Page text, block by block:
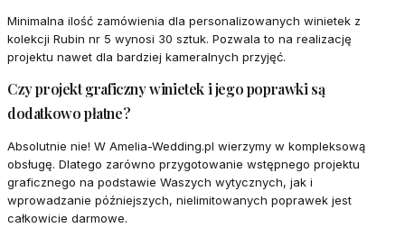
Minimalna ilość zamówienia dla personalizowanych winietek z
kolekcji Rubin nr 5 wynosi 30 sztuk. Pozwala to na realizację
projektu nawet dla bardziej kameralnych przyjęć.
Czy projekt graficzny winietek i jego poprawki są
dodatkowo płatne?
Absolutnie nie! W Amelia-Wedding.pl wierzymy w kompleksową
obsługę. Dlatego zarówno przygotowanie wstępnego projektu
graficznego na podstawie Waszych wytycznych, jak i
wprowadzanie późniejszych, nielimitowanych poprawek jest
całkowicie darmowe.